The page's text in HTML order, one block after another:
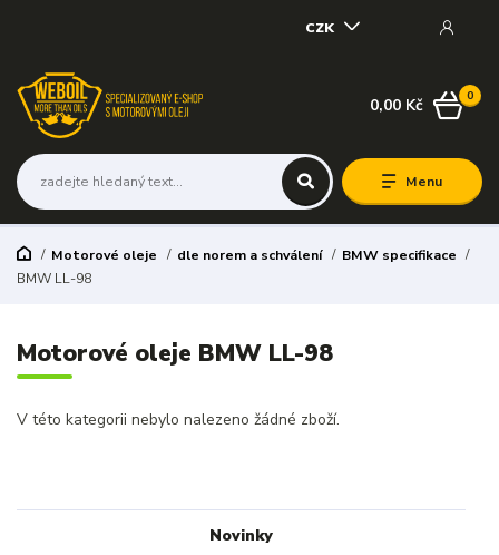
Menu
CZK
0
0,00 Kč
Motorové oleje dle norem a schválení
BMW specifikace
BMW LL-98
Motorové oleje BMW LL-98
V této kategorii nebylo nalezeno žádné zboží.
Novinky